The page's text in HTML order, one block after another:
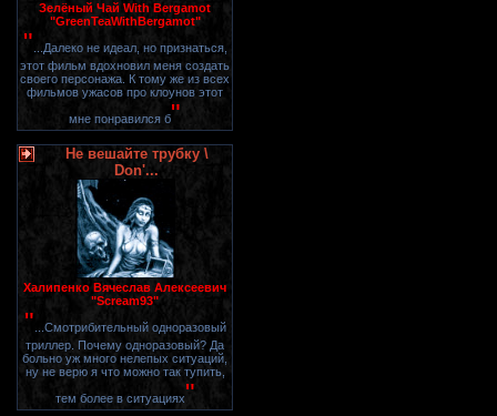
Зелёный Чай With Bergamot
"GreenTeaWithBergamot"
" ...Далеко не идеал, но признаться,
этот фильм вдохновил меня создать
своего персонажа. К тому же из всех
фильмов ужасов про клоунов этот
мне понравился б"
Не вешайте трубку \
Don'...
Халипенко Вячеслав Алексеевич
"Scream93"
" ...Смотрибительный одноразовый
триллер. Почему одноразовый? Да
больно уж много нелепых ситуаций,
ну не верю я что можно так тупить,
тем более в ситуациях"